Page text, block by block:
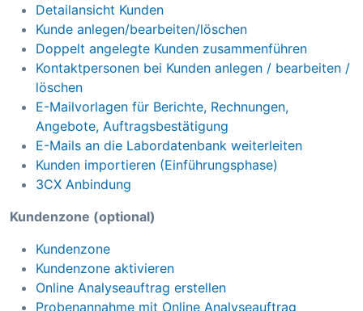
Detailansicht Kunden
Kunde anlegen/bearbeiten/löschen
Doppelt angelegte Kunden zusammenführen
Kontaktpersonen bei Kunden anlegen / bearbeiten /
löschen
E-Mailvorlagen für Berichte, Rechnungen,
Angebote, Auftragsbestätigung
E-Mails an die Labordatenbank weiterleiten
Kunden importieren (Einführungsphase)
3CX Anbindung
Kundenzone (optional)
Kundenzone
Kundenzone aktivieren
Online Analyseauftrag erstellen
Probenannahme mit Online Analyseauftrag